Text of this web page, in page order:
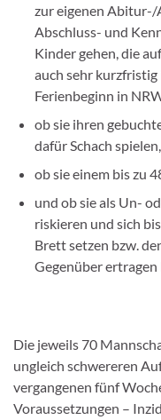
zur eigenen Abitur-/
Abschluss- und
Kinder gehen, die
auch sehr kurzfristig
Ferienbeginn in
ob sie ihren
dafür Schach spielen,
ob sie einem bis zu
und ob sie als Un-
riskieren und sich
Brett setzen bzw.
Gegenüber ertragen
Die jeweils 70
ungleich schwereren
vergangenen fünf
Voraussetzungen –